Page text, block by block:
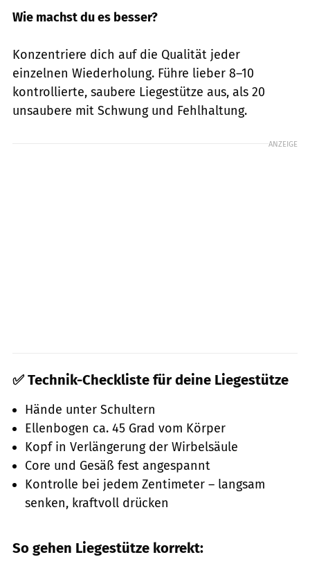
Wie machst du es besser?
Konzentriere dich auf die Qualität jeder
einzelnen Wiederholung. Führe lieber 8–10
kontrollierte, saubere Liegestütze aus, als 20
unsaubere mit Schwung und Fehlhaltung.
ANZEIGE
✅ Technik-Checkliste für deine Liegestütze
Hände unter Schultern
Ellenbogen ca. 45 Grad vom Körper
Kopf in Verlängerung der Wirbelsäule
Core und Gesäß fest angespannt
Kontrolle bei jedem Zentimeter – langsam
senken, kraftvoll drücken
So gehen Liegestütze korrekt: